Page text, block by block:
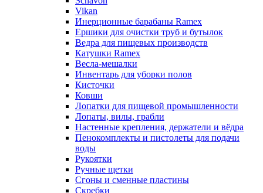
Vikan
Инерционные барабаны Ramex
Ершики для очистки труб и бутылок
Ведра для пищевых производств
Катушки Ramex
Весла-мешалки
Инвентарь для уборки полов
Кисточки
Ковши
Лопатки для пищевой промышленности
Лопаты, вилы, грабли
Настенные крепления, держатели и вёдра
Пенокомплекты и пистолеты для подачи
воды
Рукоятки
Ручные щетки
Сгоны и сменные пластины
Скребки